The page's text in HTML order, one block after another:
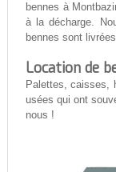
bennes à
à la décharge.
bennes sont
Location de
Palettes, caisses,
usées qui ont
nous !